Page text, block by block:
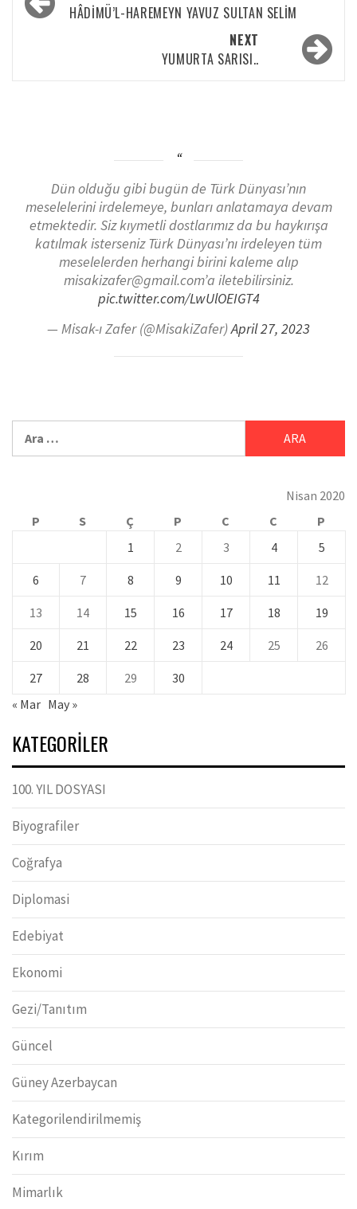
HÂDİMÜ’L-HAREMEYN YAVUZ SULTAN SELİM
NEXT
YUMURTA SARISI..
Dün olduğu gibi bugün de Türk Dünyası’nın
meselelerini irdelemeye, bunları anlatamaya devam
etmektedir. Siz kıymetli dostlarımız da bu haykırışa
katılmak isterseniz Türk Dünyası’nı irdeleyen tüm
meselelerden herhangi birini kaleme alıp
misakizafer@gmail.com’a iletebilirsiniz.
pic.twitter.com/LwUlOEIGT4
— Misak-ı Zafer (@MisakiZafer)April 27, 2023
Nisan 2020
P
S Ç P C C
P
1
2 3 4 5
6 7 8 9 10 11 12
13 14 15 16 17 18 19
20 21 22 23 24 25 26
27 28 29
30
« Mar May »
KATEGORILER
100. YIL DOSYASI
Biyografiler
Coğrafya
Diplomasi
Edebiyat
Ekonomi
Gezi/Tanıtım
Güncel
Güney Azerbaycan
Kategorilendirilmemiş
Kırım
Mimarlık